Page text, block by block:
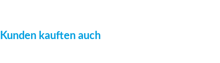
Produktgalerie überspringen
Kunden kauften auch